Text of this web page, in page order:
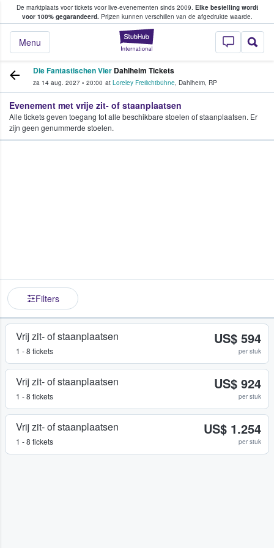
De marktplaats voor tickets voor live-evenementen sinds 2009. Elke bestelling wordt
voor 100% gegarandeerd.Prijzen kunnen verschillen van de afgedrukte waarde.
StubHub: waar
Menu
tickets kopen en verkopen
Die Fantastischen Vier Dahlheim Tickets
za 14 aug. 2027 • 20:00 at Loreley Freilichtbühne, Dahlheim, RP
Evenement met vrije zit- of staanplaatsen
Alle tickets geven toegang tot alle beschikbare stoelen of staanplaatsen. Er
zijn geen genummerde stoelen.
Filters
Vrij zit- of staanplaatsen
1 - 8 tickets
US$ 594
per stuk
Vrij zit- of staanplaatsen
1 - 8 tickets
US$ 924
per stuk
Vrij zit- of staanplaatsen
1 - 8 tickets
US$ 1.254
per stuk